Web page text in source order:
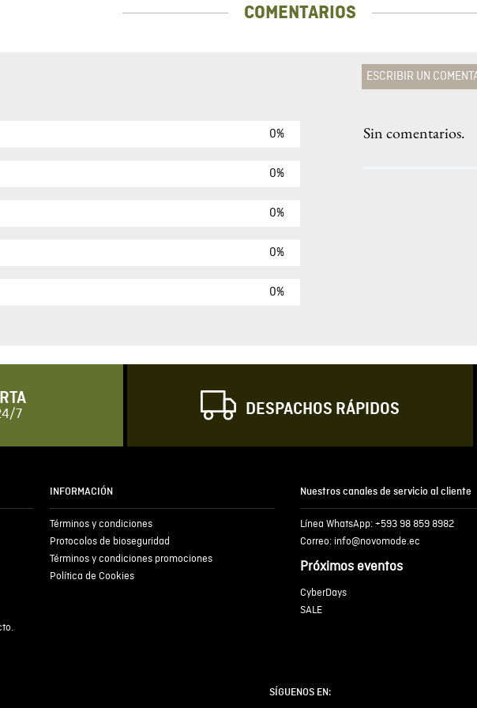
COMENTARIOS
0%
0%
0%
0%
0%
ESCRIBIR UN
Agregar
Escribir comentario
Sin comentarios.
7 DESPACHOS RÁPIDOS
INFORMACIÓN
Términos y condiciones
Protocolos de bioseguridad
Términos y condiciones promociones
Política de Cookies
Nuestros canales de servicio al cliente
Línea WhatsApp: +593 98 859 8982
Correo: info@novomode.ec
Próximos eventos
CyberDays
SALE
SÍGUENOS EN: